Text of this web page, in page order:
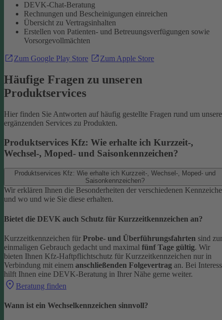
DEVK-Chat-Beratung
Rechnungen und Bescheinigungen einreichen
Übersicht zu Vertragsinhalten
Erstellen von Patienten- und Betreuungsverfügungen sowie
Vorsorgevollmächten
Zum Google Play Store Zum Apple Store
Häufige Fragen zu unseren
Produktservices
Hier finden Sie Antworten auf häufig gestellte Fragen rund um unsere
ergänzenden Services zu Produkten.
Produktservices Kfz: Wie erhalte ich Kurzzeit-,
Wechsel-, Moped- und Saisonkennzeichen?
Produktservices Kfz: Wie erhalte ich Kurzzeit-, Wechsel-, Moped- und
Saisonkennzeichen?
Wir erklären Ihnen die Besonderheiten der verschiedenen
und wo und wie Sie diese erhalten.
Bietet die DEVK auch Schutz für Kurzzeitkennzeichen an?
Kurzzeitkennzeichen für Probe- und Überführungsfahrten sind
einmaligen Gebrauch gedacht und maximal fünf Tage gültig. Wir
bieten Ihnen Kfz-Haftpflichtschutz für Kurzzeitkennzeichen nur in
Verbindung mit einem anschließenden Folgevertrag an. Bei
hilft Ihnen eine DEVK-Beratung in Ihrer Nähe gerne weiter.
Beratung finden
Wann ist ein Wechselkennzeichen sinnvoll?